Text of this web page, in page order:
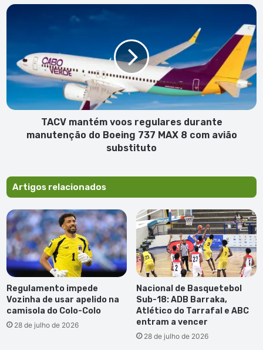
Fortim
TACV
durante
manutenção
do
737
8 com
TACV mantém voos regulares durante
manutenção do Boeing 737 MAX 8 com avião
substituto
Artigos relacionados
Regulamento impede
Vozinha de usar apelido na
camisola do Colo-Colo
28 de julho de 2026
Nacional de Basquetebol
Sub-18: ADB Barraka,
Atlético do Tarrafal e ABC
entram a vencer
28 de julho de 2026